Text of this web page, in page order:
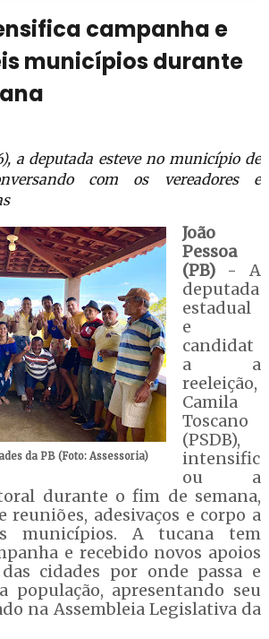
campanha e
municípios durante
a deputada esteve no município de
com os vereadores e
da PB (Foto: Assessoria)
João
Pessoa
(PB)- A
deputada
estadual
e
candidat
a a
reeleição,
Camila
Toscano
(PSDB),
intensific
ou a
durante o fim de semana,
reuniões, adesivaços e corpo a
municípios. A tucana tem
e recebido novos apoios
cidades por onde passa e
população, apresentando seu
na Assembleia Legislativa da